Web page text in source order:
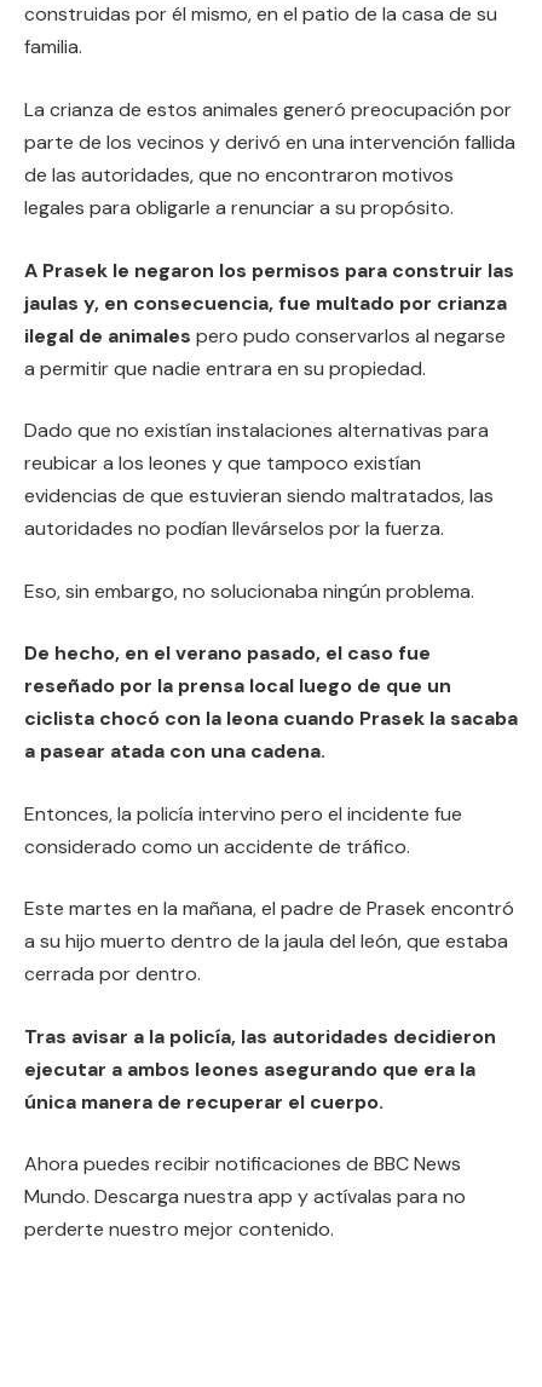
construidas por él mismo, en el patio de la casa de su
familia.
La crianza de estos animales generó preocupación por
parte de los vecinos y derivó en una intervención fallida
de las autoridades, que no encontraron motivos
legales para obligarle a renunciar a su propósito.
A Prasek le negaron los permisos para construir las
jaulas y, en consecuencia, fue multado por crianza
ilegal de animales pero pudo conservarlos al negarse
a permitir que nadie entrara en su propiedad.
Dado que no existían instalaciones alternativas para
reubicar a los leones y que tampoco existían
evidencias de que estuvieran siendo maltratados, las
autoridades no podían llevárselos por la fuerza.
Eso, sin embargo, no solucionaba ningún problema.
De hecho, en el verano pasado, el caso fue
reseñado por la prensa local luego de que un
ciclista chocó con la leona cuando Prasek la sacaba
a pasear atada con una cadena.
Entonces, la policía intervino pero el incidente fue
considerado como un accidente de tráfico.
Este martes en la mañana, el padre de Prasek encontró
a su hijo muerto dentro de la jaula del león, que estaba
cerrada por dentro.
Tras avisar a la policía, las autoridades decidieron
ejecutar a ambos leones asegurando que era la
única manera de recuperar el cuerpo.
Ahora puedes recibir notificaciones de BBC News
Mundo. Descarga nuestra app y actívalas para no
perderte nuestro mejor contenido.